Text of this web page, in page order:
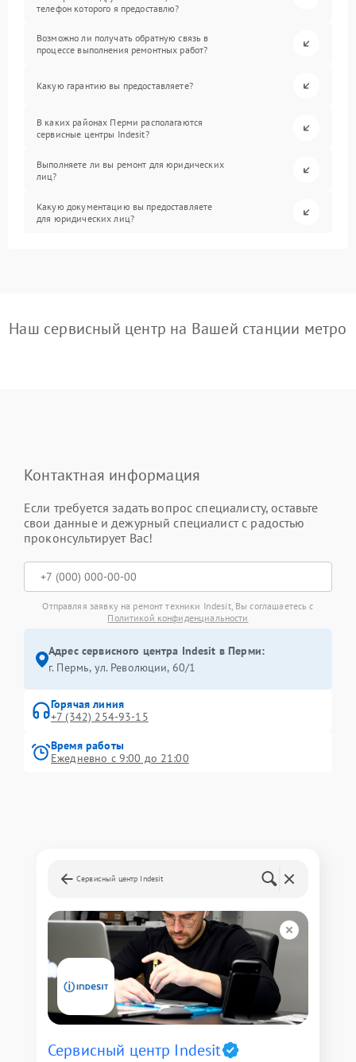
телефон которого я предоставлю?
Возможно ли получать обратную связь в
процессе выполнения ремонтных работ?
Какую гарантию вы предоставляете?
В каких районах Перми располагаются
сервисные центры Indesit?
Выполняете ли вы ремонт для юридических
лиц?
Какую документацию вы предоставляете
для юридических лиц?
Наш сервисный центр на Вашей станции метро
Контактная информация
Если требуется задать вопрос специалисту, оставьте
свои данные и дежурный специалист с радостью
проконсультирует Вас!
Отправляя заявку на ремонт техники Indesit, Вы соглашаетесь с
Политикой конфиденциальности
Адрес сервисного центра Indesit в Перми:
г. Пермь, ул. ​Революции, 60/1
Горячая линия
+7 (342) 254-93-15
Время работы
Ежедневно с 9:00 до 21:00
Сервисный центр Indesit
Сервисный центр Indesit